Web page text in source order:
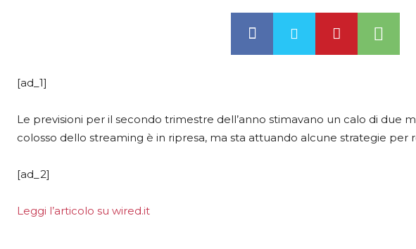
[ad_1]
Le previsioni per il secondo trimestre dell’anno stimavano un calo di due
colosso dello streaming è in ripresa, ma sta attuando alcune strategie per
[ad_2]
Leggi l’articolo su wired.it